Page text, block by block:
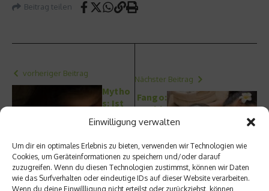
Einwilligung verwalten
Um dir ein optimales Erlebnis zu bieten, verwenden wir Technologien wie
Cookies, um Geräteinformationen zu speichern und/oder darauf
zuzugreifen. Wenn du diesen Technologien zustimmst, können wir Daten
wie das Surfverhalten oder eindeutige IDs auf dieser Website verarbeiten.
Wenn du deine Einwillligung nicht erteilst oder zurückziehst, können
Beitrag teilen
vorheriger Beitrag
Mytho
s: Ist
im
n
unges
und?
Nächster Beitrag
Fango:
Wohlt
uende
g
durch
Wärme